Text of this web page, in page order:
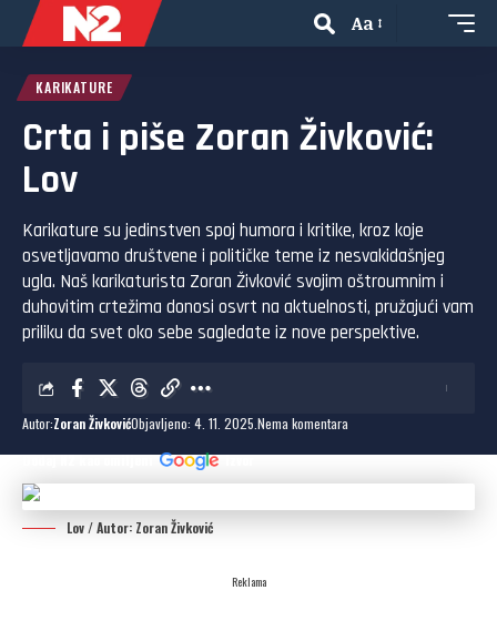
Aa
KARIKATURE
Crta i piše Zoran Živković:
Lov
Karikature su jedinstven spoj humora i kritike, kroz koje
osvetljavamo društvene i političke teme iz nesvakidašnjeg
ugla. Naš karikaturista Zoran Živković svojim oštroumnim i
duhovitim crtežima donosi osvrt na aktuelnosti, pružajući vam
priliku da svet oko sebe sagledate iz nove perspektive.
Autor:Zoran ŽivkovićObjavljeno: 4. 11. 2025. Nema komentara
Dodaj N2 kao omiljeni
izvor
Lov / Autor: Zoran Živković
Reklama